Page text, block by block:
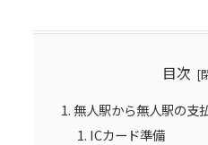
目次
無人駅から無人駅の支
ICカード準備